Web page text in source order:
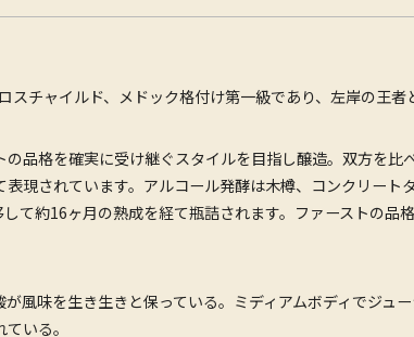
チャイルド、メドック格付け第一級であり、左岸の王者
品格を確実に受け継ぐスタイルを目指し醸造。双方を比
現されています。アルコール発酵は木樽、コンクリート
て約16ヶ月の熟成を経て瓶詰されます。ファーストの品
風味を生き生きと保っている。ミディアムボディでジュ
いる。